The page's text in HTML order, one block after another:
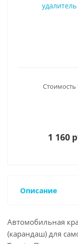
Стоимость
1 160
Описание
Автомобильная
(карандаш) для